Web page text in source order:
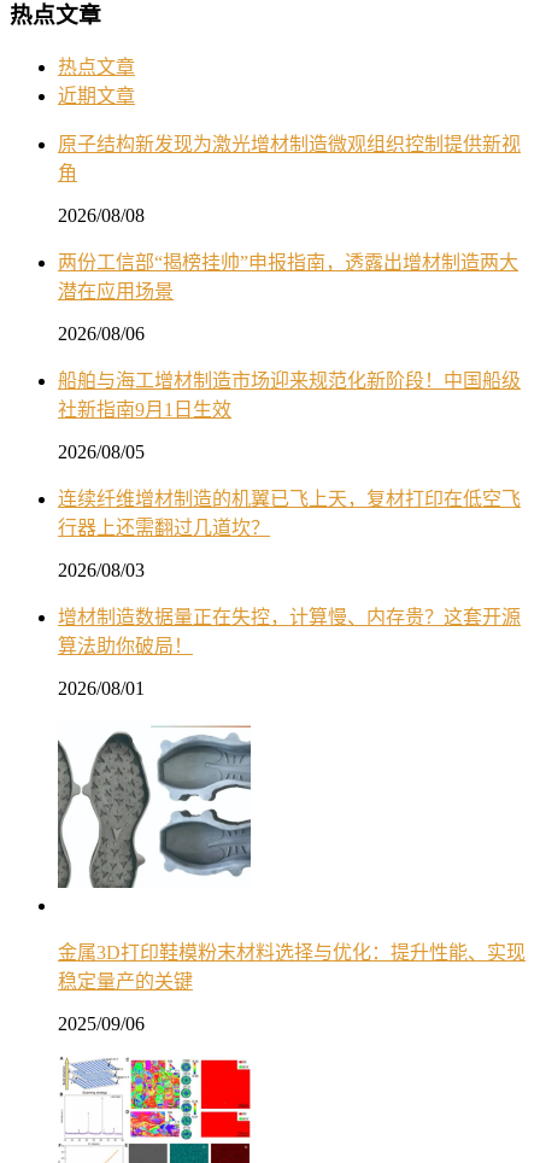
热点文章
热点文章
近期文章
原子结构新发现为激光增材制造微观组织控制提供新视
角
2026/08/08
两份工信部“揭榜挂帅”申报指南，透露出增材制造两大
潜在应用场景
2026/08/06
船舶与海工增材制造市场迎来规范化新阶段！中国船级
社新指南9月1日生效
2026/08/05
连续纤维增材制造的机翼已飞上天，复材打印在低空飞
行器上还需翻过几道坎？
2026/08/03
增材制造数据量正在失控，计算慢、内存贵？这套开源
算法助你破局！
2026/08/01
金属3D打印鞋模粉末材料选择与优化：提升性能、实现
稳定量产的关键
2025/09/06